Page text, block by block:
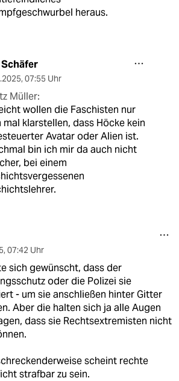
heraus.
, 07:55 Uhr
Müller:
wollen die Faschisten nur
mal klarstellen, dass Höcke kein
Avatar oder Alien ist.
bin ich mir da auch nicht
bei einem
, 07:42 Uhr
sich gewünscht, dass der
oder die Polizei sie
- um sie anschließen hinter Gitter
Aber die halten sich ja alle Augen
dass sie Rechtsextremisten nicht
scheint rechte
strafbar zu sein.